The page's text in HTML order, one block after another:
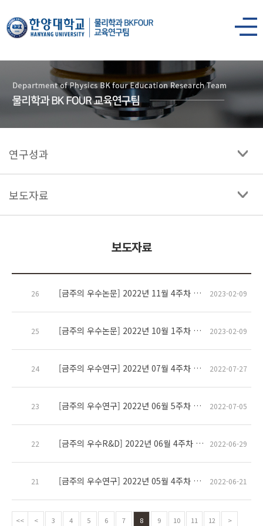
한양대학교
물리학과
연구성과
보도자료
보도자료
26 [금주의 우수논문] 2022년 11월 4주차 송석호 교수 2023-02-09
25 [금주의 우수논문] 2022년 10월 1주차 정문석 교수 2023-02-09
24 [금주의 우수연구] 2022년 07월 4주차 김재용 교수 2022-07-27
23 [금주의 우수연구] 2022년 06월 5주차 정문석 교수 2022-07-05
22 [금주의 우수R&D] 2022년 06월 4주차 김재용 교수 2022-06-29
21 [금주의 우수연구] 2022년 05월 4주차 정문석 교수 2022-06-21
<< < 3 4 5 6 7 8 9 10 11 12 >